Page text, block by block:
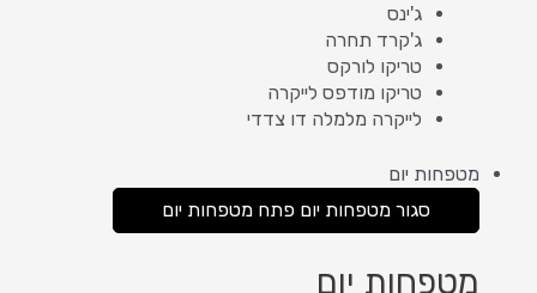
ג'ינס
ג'קרד תחרה
טריקו לורקס
טריקו מודפס לייקרה
לייקרה מלמלה דו צדדי
מטפחות יום
סגור מטפחות יום פתח מטפחות יום
מטפחות יום